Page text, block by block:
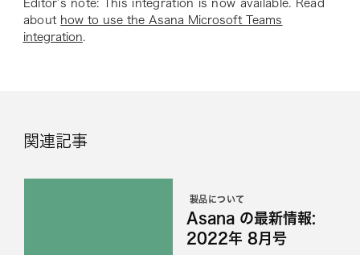
Editor’s note: This integration is now available. Read
about how to use the Asana Microsoft Teams
integration.
関連記事
製品について
Asana の最新情報:
2022年 8月号